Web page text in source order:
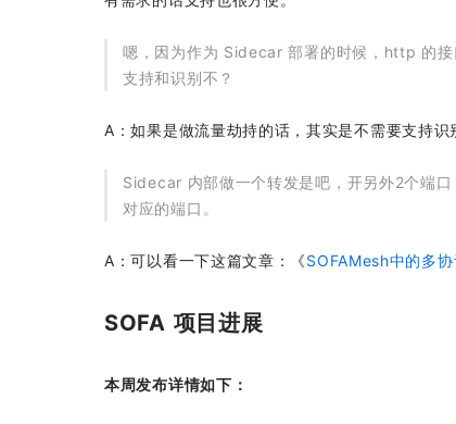
嗯，因为作为 Sidecar 部署的时候，http 的
支持和识别不？
A：如果是做流量劫持的话，其实是不需要支持
Sidecar 内部做一个转发是吧，开另外2个端
对应的端口。
A：可以看一下这篇文章：《SOFAMesh中的多
SOFA 项目进展
本周发布详情如下：